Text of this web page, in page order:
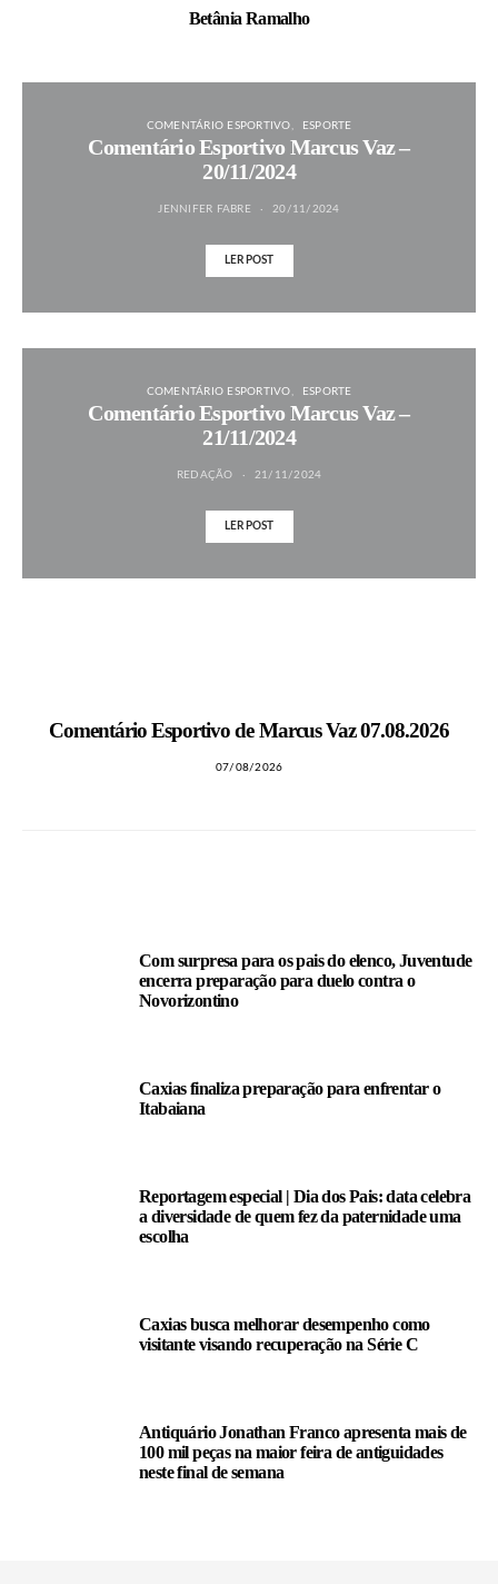
Betânia Ramalho
COMENTÁRIO ESPORTIVO ESPORTE
Comentário Esportivo Marcus Vaz –
20/11/2024
JENNIFER FABRE 20/11/2024
LER POST
COMENTÁRIO ESPORTIVO ESPORTE
Comentário Esportivo Marcus Vaz –
21/11/2024
REDAÇÃO 21/11/2024
LER POST
Comentário Esportivo de Marcus Vaz 07.08.2026
07/08/2026
Com surpresa para os pais do elenco, Juventude
encerra preparação para duelo contra o
Novorizontino
Caxias finaliza preparação para enfrentar o
Itabaiana
Reportagem especial | Dia dos Pais: data celebra
a diversidade de quem fez da paternidade uma
escolha
Caxias busca melhorar desempenho como
visitante visando recuperação na Série C
Antiquário Jonathan Franco apresenta mais de
100 mil peças na maior feira de antiguidades
neste final de semana